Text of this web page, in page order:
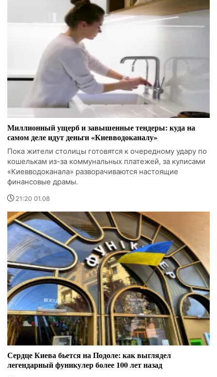
Миллионный ущерб и завышенные тендеры: куда на
самом деле идут деньги «Киевводоканалу»
Пока жители столицы готовятся к очередному удару по
кошелькам из-за коммунальных платежей, за кулисами
«Киевводоканала» разворачиваются настоящие
финансовые драмы.
21:20 01.08
Сердце Киева бьется на Подоле: как выглядел
легендарный фуникулер более 100 лет назад